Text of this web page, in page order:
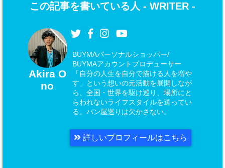
この記事を書いている人 - WRITER -
Akira O
no
BUYMAパーソナルショッパー/
BUYMAアカウントプロデューサー
「自分の人生を自分で描ける人を増や
す」という想いの元活動を展開しなが
ら、全国・世界を駆け巡り、場所にと
らわれないライフスタイルを送ってい
る。パン屋巡りは欠かさない。
詳しいプロフィールはこちら